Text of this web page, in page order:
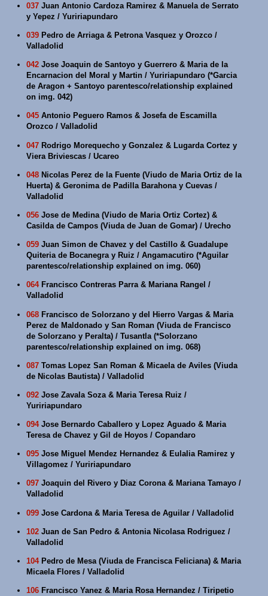
037 Juan Antonio Cardoza Ramirez & Manuela de Serrato
y Yepez / Yuririapundaro
039 Pedro de Arriaga & Petrona Vasquez y Orozco /
Valladolid
042 Jose Joaquin de Santoyo y Guerrero & Maria de la
Encarnacion del Moral y Martin / Yuririapundaro (*Garcia
de Aragon + Santoyo parentesco/relationship explained
on img. 042)
045 Antonio Peguero Ramos & Josefa de Escamilla
Orozco / Valladolid
047 Rodrigo Morequecho y Gonzalez & Lugarda Cortez y
Viera Briviescas / Ucareo
048 Nicolas Perez de la Fuente (Viudo de Maria Ortiz de la
Huerta) & Geronima de Padilla Barahona y Cuevas /
Valladolid
056 Jose de Medina (Viudo de Maria Ortiz Cortez) &
Casilda de Campos (Viuda de Juan de Gomar) / Urecho
059 Juan Simon de Chavez y del Castillo & Guadalupe
Quiteria de Bocanegra y Ruiz / Angamacutiro (*Aguilar
parentesco/relationship explained on img. 060)
064Francisco Contreras Parra & Mariana Rangel /
Valladolid
068 Francisco de Solorzano y del Hierro Vargas & Maria
Perez de Maldonado y San Roman (Viuda de Francisco
de Solorzano y Peralta) / Tusantla (*Solorzano
parentesco/relationship explained on img. 068)
087 Tomas Lopez San Roman & Micaela de Aviles (Viuda
de Nicolas Bautista) / Valladolid
092 Jose Zavala Soza & Maria Teresa Ruiz /
Yuririapundaro
094Jose Bernardo Caballero y Lopez Aguado & Maria
Teresa de Chavez y Gil de Hoyos / Copandaro
095 Jose Miguel Mendez Hernandez & Eulalia Ramirez y
Villagomez / Yuririapundaro
097 Joaquin del Rivero y Diaz Corona & Mariana Tamayo /
Valladolid
099 Jose Cardona & Maria Teresa de Aguilar / Valladolid
102 Juan de San Pedro & Antonia Nicolasa Rodriguez /
Valladolid
104Pedro de Mesa (Viuda de Francisca Feliciana) & Maria
Micaela Flores / Valladolid
106 Francisco Yanez & Maria Rosa Hernandez / Tiripetio